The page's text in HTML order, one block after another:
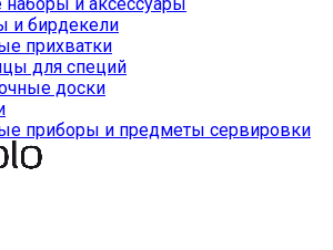
и бирдекели
прихватки
для специй
доски
приборы и предметы сервировки